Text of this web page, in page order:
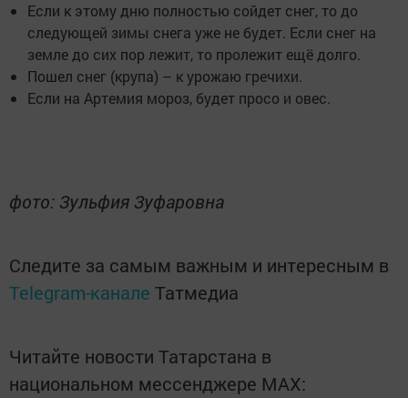
Если к этому дню полностью сойдет снег, то до
следующей зимы снега уже не будет. Если снег на
земле до сих пор лежит, то пролежит ещё долго.
Пошел снег (крупа) – к урожаю гречихи.
Если на Артемия мороз, будет просо и овес.
фото: Зульфия Зуфаровна
Следите за самым важным и интересным в
Telegram-канале Татмедиа
Читайте новости Татарстана в
национальном мессенджере MАХ: